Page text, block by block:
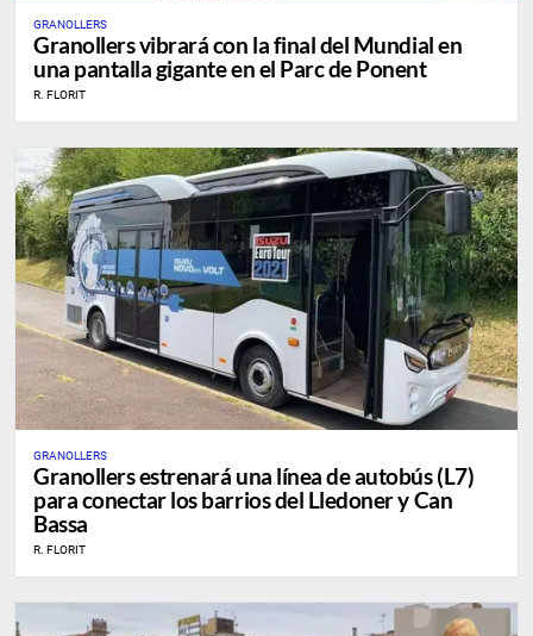
GRANOLLERS
Granollers vibrará con la final del Mundial en
una pantalla gigante en el Parc de Ponent
R. FLORIT
GRANOLLERS
Granollers estrenará una línea de autobús (L7)
para conectar los barrios del Lledoner y Can
Bassa
R. FLORIT